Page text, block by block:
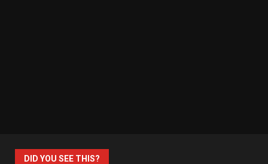
DID YOU SEE THIS?